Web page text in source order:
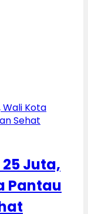
25 Juta,
Pantau